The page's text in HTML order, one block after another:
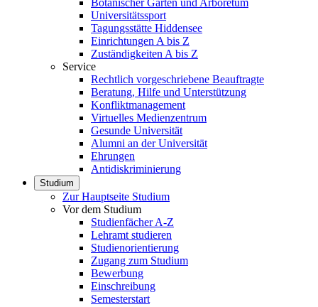
Botanischer Garten und Arboretum
Universitätssport
Tagungsstätte Hiddensee
Einrichtungen A bis Z
Zuständigkeiten A bis Z
Service
Rechtlich vorgeschriebene Beauftragte
Beratung, Hilfe und Unterstützung
Konfliktmanagement
Virtuelles Medienzentrum
Gesunde Universität
Alumni an der Universität
Ehrungen
Antidiskriminierung
Studium
Zur Hauptseite Studium
Vor dem Studium
Studienfächer A-Z
Lehramt studieren
Studienorientierung
Zugang zum Studium
Bewerbung
Einschreibung
Semesterstart